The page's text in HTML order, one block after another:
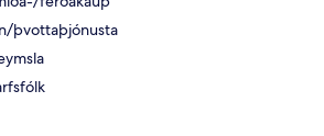
þvottaþjónusta